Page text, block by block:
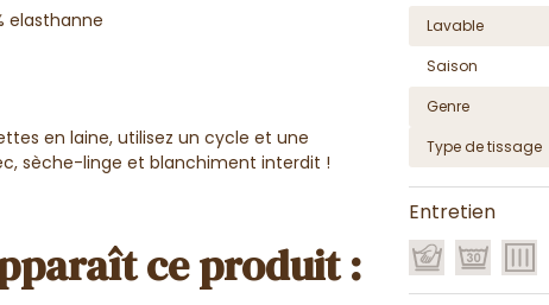
elasthanne
en laine, utilisez un cycle et une
sèche-linge et blanchiment interdit !
ce produit :
Lavable
Saison
Genre
Type de tissage
Entretien